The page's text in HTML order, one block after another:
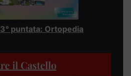
puntata: Ortopedia
il Castello